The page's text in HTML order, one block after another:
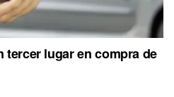
tercer lugar en compra de